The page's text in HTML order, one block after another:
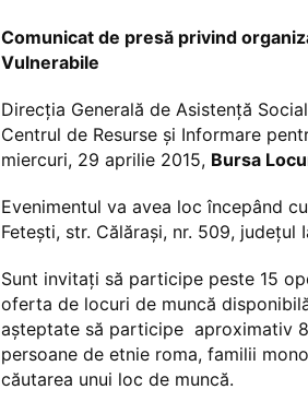
Comunicat de presă privind
Vulnerabile
Direcţia Generală de Asistenţă
Centrul de Resurse și Informare
miercuri, 29 aprilie 2015, Bursa
Evenimentul va avea loc începând
Fetești, str. Călărași, nr. 509, județul
Sunt invitați să participe peste 15
oferta de locuri de muncă
așteptate să participe aproximativ
persoane de etnie roma, familii
căutarea unui loc de muncă.